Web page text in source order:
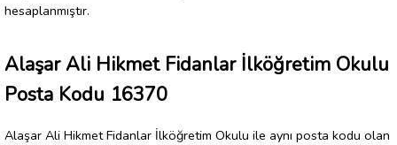
hesaplanmıştır.
Alaşar Ali Hikmet Fidanlar İlköğretim Okulu
Posta Kodu 16370
Alaşar Ali Hikmet Fidanlar İlköğretim Okulu ile aynı posta kodu olan